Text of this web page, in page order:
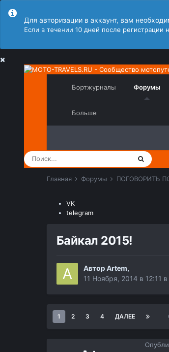
Для авторизации в аккаунт, вам
Если в течении 10 дней после
Бортжурналы Форумы
Больше
Главная Форумы ПОГОВОРИТЬ
VK
telegram
Байкал 2015!
АвторArtem,
11 Ноября, 2014 в 12:11 в
1 2 3 4 ДАЛЕЕ